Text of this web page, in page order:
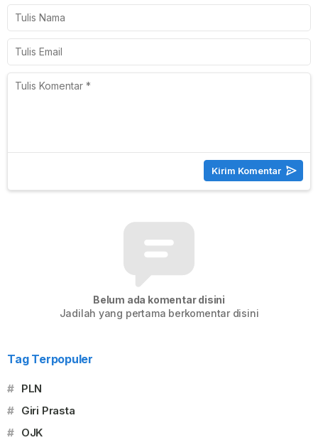
Belum ada komentar disini
Jadilah yang pertama berkomentar disini
Tag Terpopuler
# PLN
# Giri Prasta
# OJK